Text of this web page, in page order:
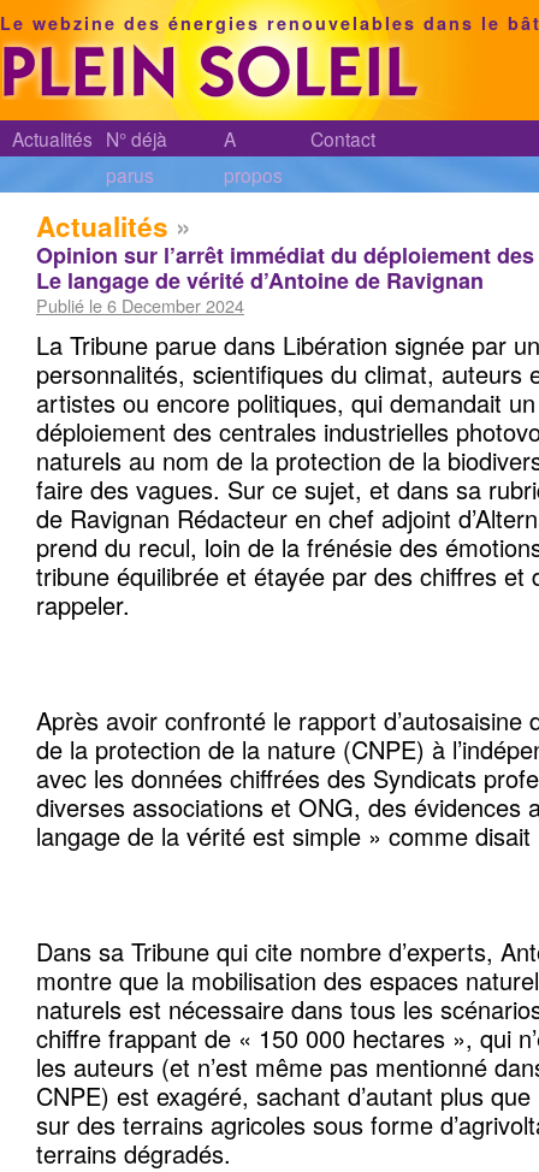
Le webzine des énergies renouvelables dans le
Actualités N° déjà
parus
A
propos
Contact
Actualités »
Opinion sur l’arrêt immédiat du déploiement
Le langage de vérité d’Antoine de Ravignan
Publié le 6 December 2024
La Tribune parue dans Libération signée par
personnalités, scientifiques du climat, auteurs
artistes ou encore politiques, qui demandait
déploiement des centrales industrielles
naturels au nom de la protection de la
faire des vagues. Sur ce sujet, et dans sa
de Ravignan Rédacteur en chef adjoint
prend du recul, loin de la frénésie des
tribune équilibrée et étayée par des chiffres et
rappeler.
Après avoir confronté le rapport d’autosaisine
de la protection de la nature (CNPE) à
avec les données chiffrées des Syndicats
diverses associations et ONG, des évidences
langage de la vérité est simple » comme disait
Dans sa Tribune qui cite nombre d’experts,
montre que la mobilisation des espaces
naturels est nécessaire dans tous les
chiffre frappant de « 150 000 hectares », qui
les auteurs (et n’est même pas mentionné
CNPE) est exagéré, sachant d’autant plus que
sur des terrains agricoles sous forme
terrains dégradés.